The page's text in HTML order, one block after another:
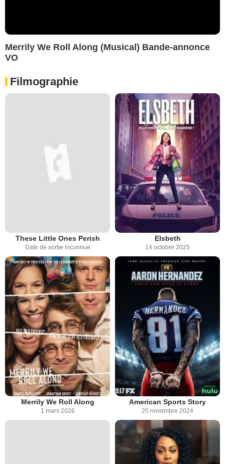
Merrily We Roll Along (Musical) Bande-annonce
VO
Filmographie
These Little Ones Perish
Date de sortie inconnue
Elsbeth
14 octobre 2025
Merrily We Roll Along
1 mars 2026
American Sports Story
20 novembre 2024